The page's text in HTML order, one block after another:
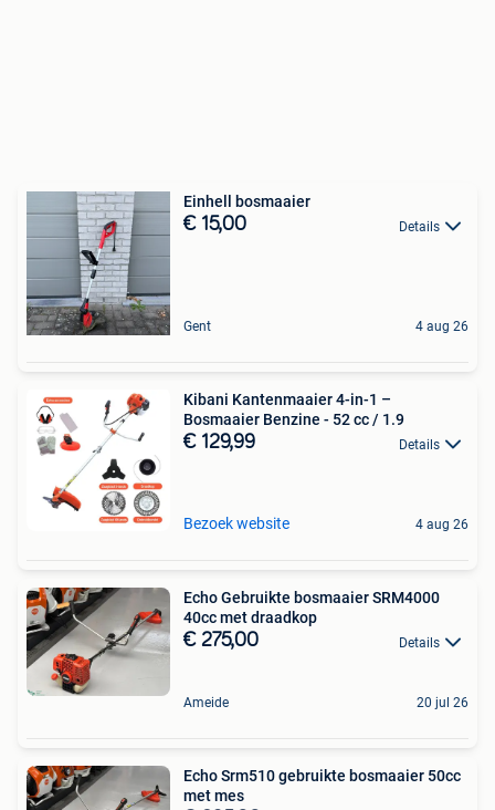
Einhell bosmaaier
€ 15,00 Details
Gent 4 aug 26
Kibani Kantenmaaier 4-in-1 –
Bosmaaier Benzine - 52 cc / 1.9
€ 129,99 Details
Bezoek website 4 aug 26
Echo Gebruikte bosmaaier SRM4000
40cc met draadkop
€ 275,00 Details
Ameide 20 jul 26
Echo Srm510 gebruikte bosmaaier 50cc
met mes